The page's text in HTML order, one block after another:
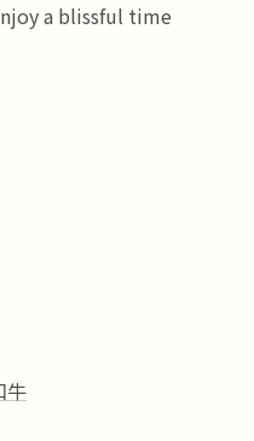
a blissful time
牛